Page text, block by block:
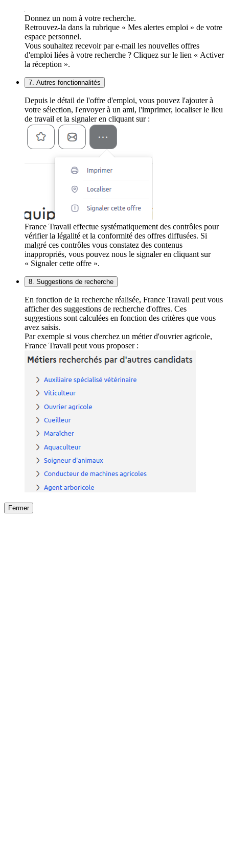
Donnez un nom à votre recherche.
Retrouvez-la dans la rubrique « Mes alertes emploi » de votre
espace personnel.
Vous souhaitez recevoir par e-mail les nouvelles offres
d'emploi liées à votre recherche ? Cliquez sur le lien « Activer
la réception ».
7. Autres fonctionnalités
Depuis le détail de l'offre d'emploi, vous pouvez l'ajouter à
votre sélection, l'envoyer à un ami, l'imprimer, localiser le lieu
de travail et la signaler en cliquant sur :
France Travail effectue systématiquement des contrôles pour
vérifier la légalité et la conformité des offres diffusées. Si
malgré ces contrôles vous constatez des contenus
inappropriés, vous pouvez nous le signaler en cliquant sur
« Signaler cette offre ».
8. Suggestions de recherche
En fonction de la recherche réalisée, France Travail peut vous
afficher des suggestions de recherche d'offres. Ces
suggestions sont calculées en fonction des critères que vous
avez saisis.
Par exemple si vous cherchez un métier d'ouvrier agricole,
France Travail peut vous proposer :
Fermer